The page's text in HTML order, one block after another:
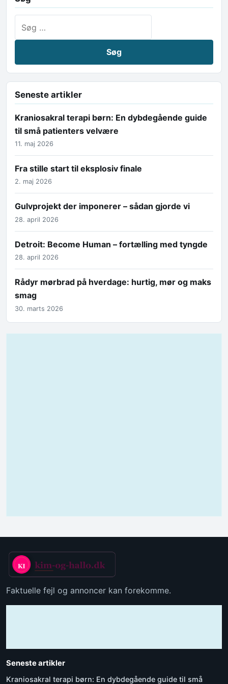
Seneste artikler
Kraniosakral terapi børn: En dybdegående guide
til små patienters velvære
11. maj 2026
Fra stille start til eksplosiv finale
2. maj 2026
Gulvprojekt der imponerer – sådan gjorde vi
28. april 2026
Detroit: Become Human – fortælling med tyngde
28. april 2026
Rådyr mørbrad på hverdage: hurtig, mør og maks
smag
30. marts 2026
Faktuelle fejl og annoncer kan forekomme.
Seneste artikler
Kraniosakral terapi børn: En dybdegående guide til små